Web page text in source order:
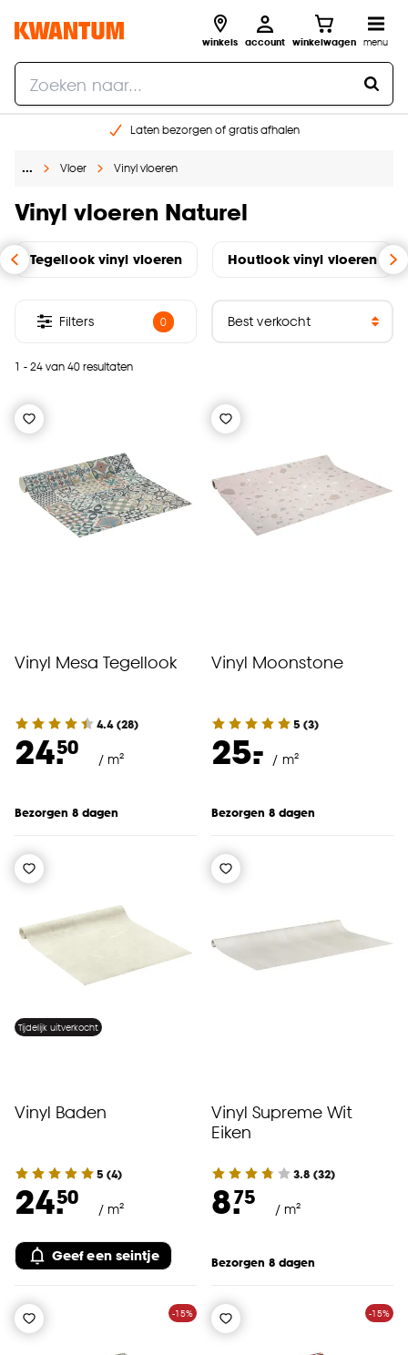
winkels account winkelwagen menu
Laten bezorgen of gratis afhalen
Gratis raam advies en opmeten aan huis
… Vloer Vinyl vloeren
Vinyl vloeren Naturel
Tegellook vinyl vloeren Houtlook vinyl vloeren
1 - 24 van 40 resultaten
Filters 0
Vinyl Mesa Tegellook
4.4(28)
24.50
/ m²
Bezorgen 8 dagen
Vinyl Moonstone
5 (3)
25.
- / m²
Bezorgen 8 dagen
Tijdelijk uitverkocht
Vinyl Baden
5 (4)
24.50
/ m²
Geef een seintje
Vinyl Supreme Wit
Eiken
3.8 (32)
8.75
/ m²
Bezorgen 8 dagen
-15% -15%